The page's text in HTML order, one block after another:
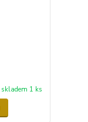
skladem 1 ks